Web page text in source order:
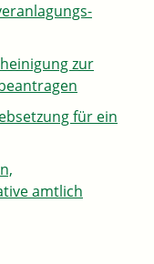
zur
für ein
amtlich